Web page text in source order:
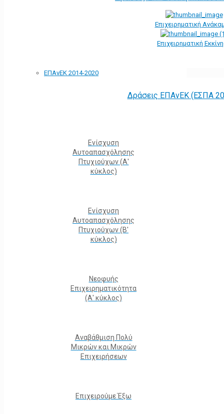
Επιχειρηματική
Επιχειρηματική
ΕΠΑνΕΚ 2014-2020
Δράσεις ΕΠΑνΕΚ (ΕΣΠΑ
Ενίσχυση
Αυτοαπασχόλησης
Πτυχιούχων (Α'
κύκλος)
Ενίσχυση
Αυτοαπασχόλησης
Πτυχιούχων (Β'
κύκλος)
Νεοφυής
Επιχειρηματικότητα
(Α' κύκλος)
Αναβάθμιση Πολύ
Μικρών και Μικρών
Επιχειρήσεων
Επιχειρούμε Έξω